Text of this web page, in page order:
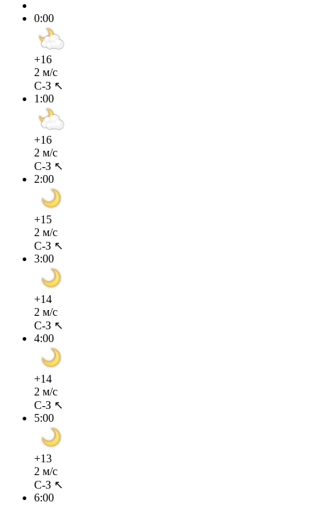
0:00
+16
2 м/с
С-З ↖
1:00
+16
2 м/с
С-З ↖
2:00
+15
2 м/с
С-З ↖
3:00
+14
2 м/с
С-З ↖
4:00
+14
2 м/с
С-З ↖
5:00
+13
2 м/с
С-З ↖
6:00